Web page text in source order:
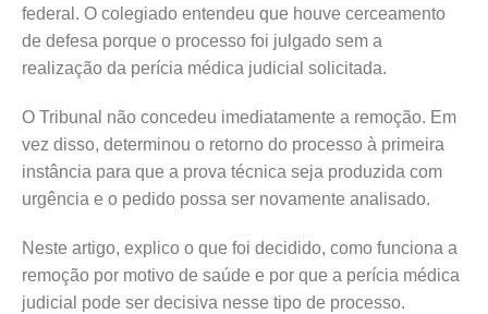
federal. O colegiado entendeu que houve cerceamento
de defesa porque o processo foi julgado sem a
realização da perícia médica judicial solicitada.
O Tribunal não concedeu imediatamente a remoção. Em
vez disso, determinou o retorno do processo à primeira
instância para que a prova técnica seja produzida com
urgência e o pedido possa ser novamente analisado.
Neste artigo, explico o que foi decidido, como funciona a
remoção por motivo de saúde e por que a perícia médica
judicial pode ser decisiva nesse tipo de processo.